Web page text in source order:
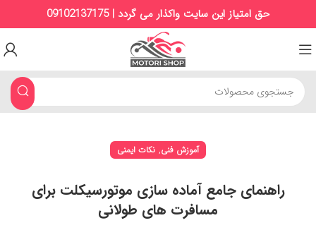
حق امتیاز این سایت واکذار می گردد | 09102137175
آموزش فنی, نکات ایمنی
راهنمای جامع آماده سازی موتورسیکلت برای
مسافرت‌ های طولانی